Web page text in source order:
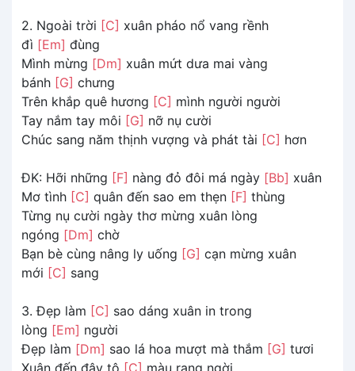
2. Ngoài trời [C] xuân pháo nổ vang rềnh
đì [Em] đùng
Mình mừng [Dm] xuân mứt dưa mai vàng
bánh [G] chưng
Trên khắp quê hương [C] mình người người
Tay nắm tay môi [G] nỡ nụ cười
Chúc sang năm thịnh vượng và phát tài [C] hơn
ĐK: Hỡi những [F] nàng đỏ đôi má ngày [Bb] xuân
Mơ tình [C] quân đến sao em thẹn [F] thùng
Từng nụ cười ngày thơ mừng xuân lòng
ngóng [Dm] chờ
Bạn bè cùng nâng ly uống [G] cạn mừng xuân
mới [C] sang
3. Đẹp làm [C] sao dáng xuân in trong
lòng [Em] người
Đẹp làm [Dm] sao lá hoa mượt mà thắm [G] tươi
Xuân đến đây tô [C] màu rạng ngời